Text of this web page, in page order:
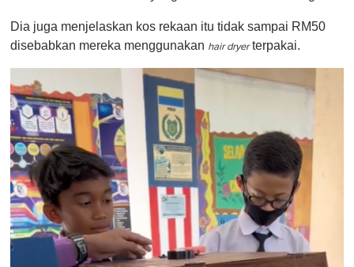
Dia juga menjelaskan kos rekaan itu tidak sampai RM50
disebabkan mereka menggunakan hair dryerterpakai.